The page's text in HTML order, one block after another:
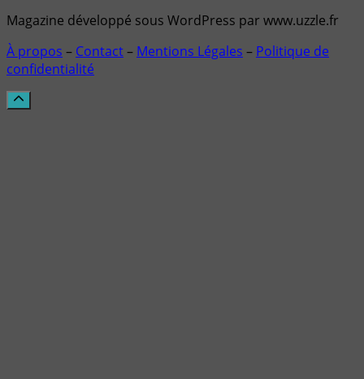
Magazine développé sous WordPress par www.uzzle.fr
À propos – Contact– Mentions Légales – Politique de
confidentialité